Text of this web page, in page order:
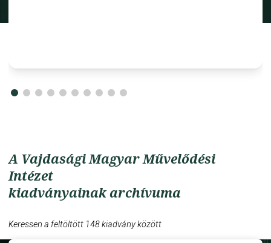
A Vajdasági Magyar Művelődési
Intézet
kiadványainak archívuma
Keressen a feltöltött 148 kiadvány között